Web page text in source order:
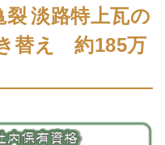
淡路特上瓦の
替え 約185万